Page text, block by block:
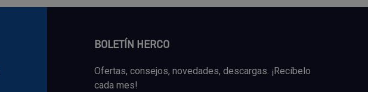
BOLETÍN HERCO
Ofertas, consejos, novedades, descargas. ¡Recíbelo
cada mes!